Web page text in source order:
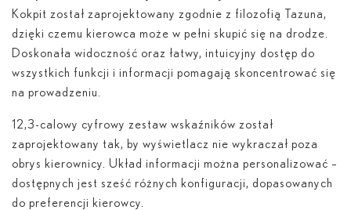
Kokpit został zaprojektowany zgodnie z filozofią Tazuna,
dzięki czemu kierowca może w pełni skupić się na drodze.
Doskonała widoczność oraz łatwy, intuicyjny dostęp do
wszystkich funkcji i informacji pomagają skoncentrować się
na prowadzeniu.
12,3-calowy cyfrowy zestaw wskaźników został
zaprojektowany tak, by wyświetlacz nie wykraczał poza
obrys kierownicy. Układ informacji można personalizować –
dostępnych jest sześć różnych konfiguracji, dopasowanych
do preferencji kierowcy.